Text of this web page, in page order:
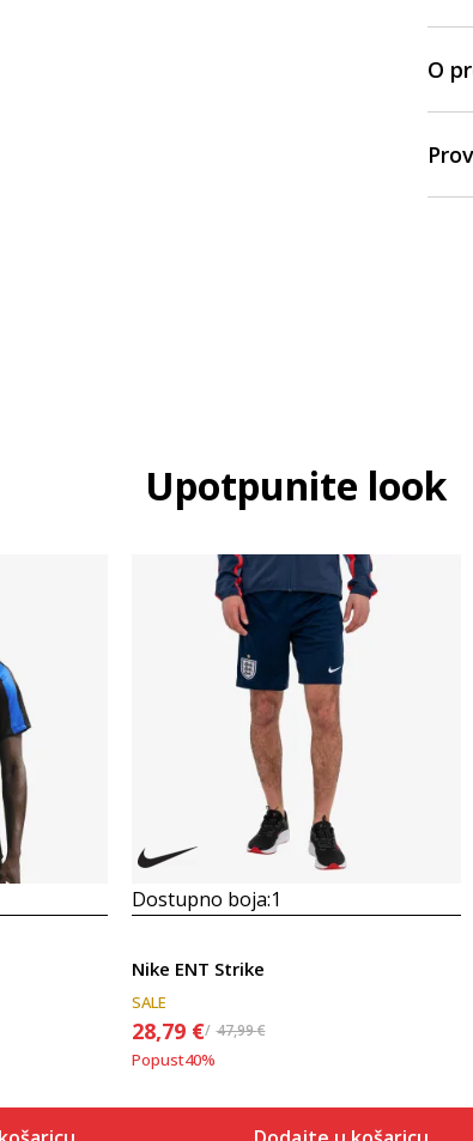
O
Upotpunite look
Dostupno boja:1
Nike ENT Strike
SALE
28,79 € 47,99€
Popust40%